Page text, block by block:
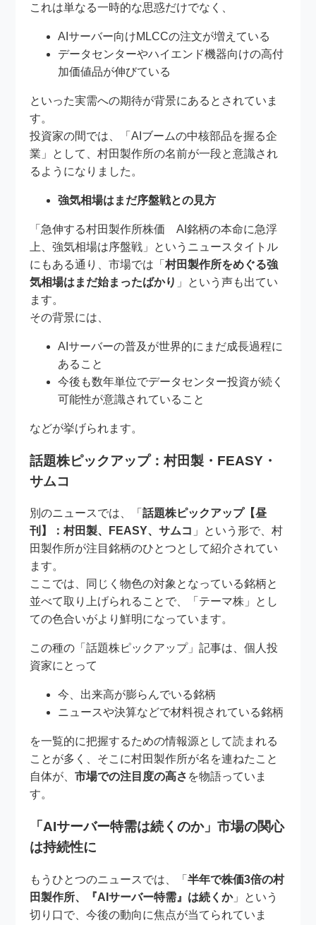
これは単なる一時的な思惑だけでなく、
AIサーバー向けMLCCの注文が増えている
データセンターやハイエンド機器向けの高付
加価値品が伸びている
といった実需への期待が背景にあるとされていま
す。
投資家の間では、「AIブームの中核部品を握る企
業」として、村田製作所の名前が一段と意識され
るようになりました。
強気相場はまだ序盤戦との見方
「急伸する村田製作所株価 AI銘柄の本命に急浮
上、強気相場は序盤戦」というニュースタイトル
にもある通り、市場では「村田製作所をめぐる強
気相場はまだ始まったばかり 」という声も出てい
ます。
その背景には、
AIサーバーの普及が世界的にまだ成長過程に
あること
今後も数年単位でデータセンター投資が続く
可能性が意識されていること
などが挙げられます。
話題株ピックアップ：村田製・FEASY・
サムコ
別のニュースでは、「話題株ピックアップ【昼
刊】：村田製、FEASY、サムコ 」という形で、村
田製作所が注目銘柄のひとつとして紹介されてい
ます。
ここでは、同じく物色の対象となっている銘柄と
並べて取り上げられることで、「テーマ株」とし
ての色合いがより鮮明になっています。
この種の「話題株ピックアップ」記事は、個人投
資家にとって
今、出来高が膨らんでいる銘柄
ニュースや決算などで材料視されている銘柄
を一覧的に把握するための情報源として読まれる
ことが多く、そこに村田製作所が名を連ねたこと
自体が、市場での注目度の高さ を物語っていま
す。
「AIサーバー特需は続くのか」市場の関心
は持続性に
もうひとつのニュースでは、「半年で株価3倍の村
田製作所、『AIサーバー特需』は続くか」という
切り口で、今後の動向に焦点が当てられていま